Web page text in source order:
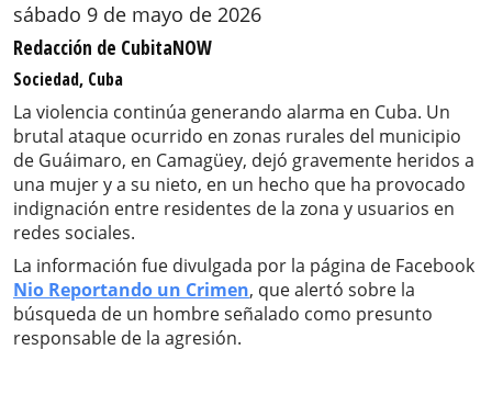
sábado 9 de mayo de 2026
Redacción de CubitaNOW
Sociedad, Cuba
La violencia continúa generando alarma en Cuba. Un
brutal ataque ocurrido en zonas rurales del municipio
de Guáimaro, en Camagüey, dejó gravemente heridos a
una mujer y a su nieto, en un hecho que ha provocado
indignación entre residentes de la zona y usuarios en
redes sociales.
La información fue divulgada por la página de Facebook
Nio Reportando un Crimen, que alertó sobre la
búsqueda de un hombre señalado como presunto
responsable de la agresión.